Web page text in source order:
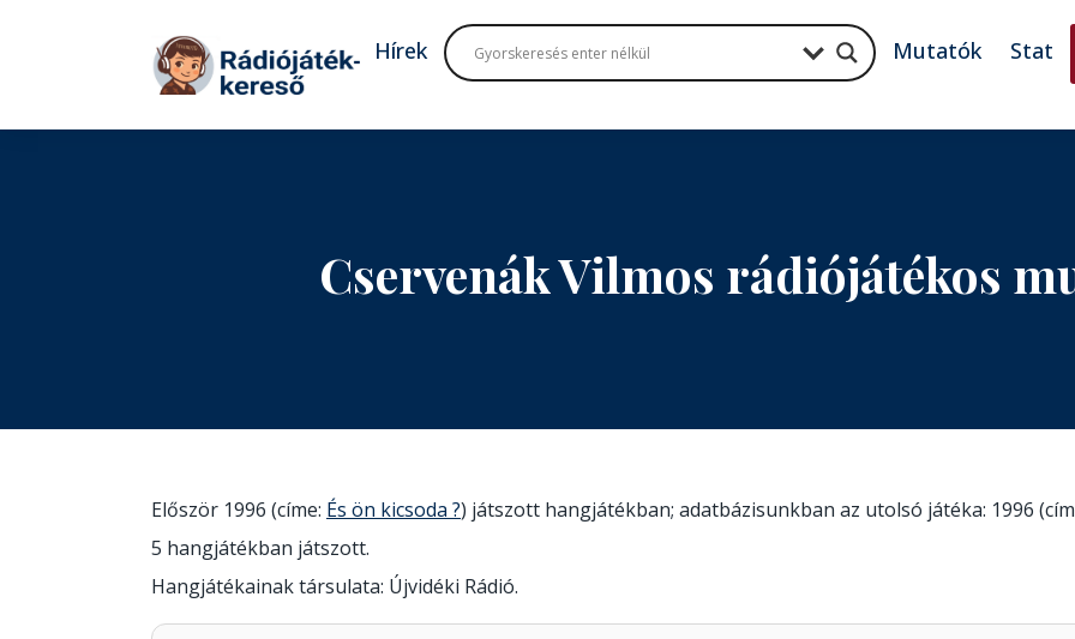
Tovább a tartalomhoz
Hírek Mutatók Stat
Cservenák Vilmos rádiójátékos
Először 1996 (címe: És ön kicsoda ?) játszott hangjátékban; adatbázisunkban az utolsó játéka: 1996
5 hangjátékban játszott.
Hangjátékainak társulata: Újvidéki Rádió.